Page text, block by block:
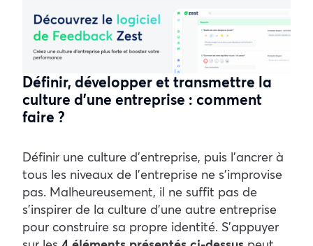
Définir, développer et transmettre la
culture d’une entreprise : comment
faire ?
Définir une culture d’entreprise, puis l’ancrer à
tous les niveaux de l’entreprise ne s’improvise
pas. Malheureusement, il ne suffit pas de
s’inspirer de la culture d’une autre entreprise
pour construire sa propre identité. S’appuyer